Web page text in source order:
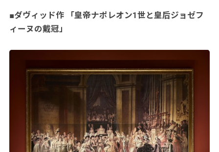
■ダヴィッド作 「皇帝ナポレオン1世と皇后ジョゼフ
ィーヌの戴冠」